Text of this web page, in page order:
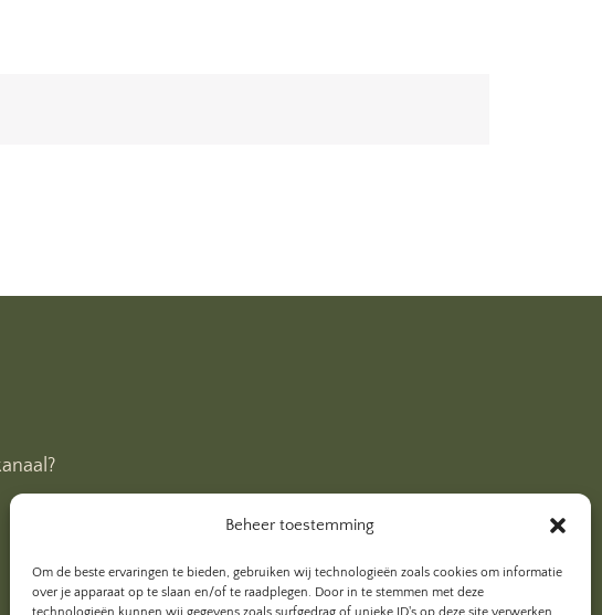
Beheer toestemming
Om de beste ervaringen te bieden, gebruiken wij technologieën zoals cookies om informatie
over je apparaat op te slaan en/of te raadplegen. Door in te stemmen met deze